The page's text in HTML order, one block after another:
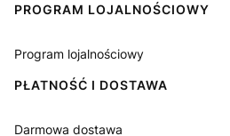
PROGRAM LOJALNOŚCIOWY
Program lojalnościowy
PŁATNOŚĆ I DOSTAWA
Darmowa dostawa